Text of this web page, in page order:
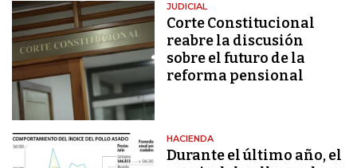
JUDICIAL
Corte Constitucional
reabre la discusión
sobre el futuro de la
reforma pensional
HACIENDA
Durante el último año, el